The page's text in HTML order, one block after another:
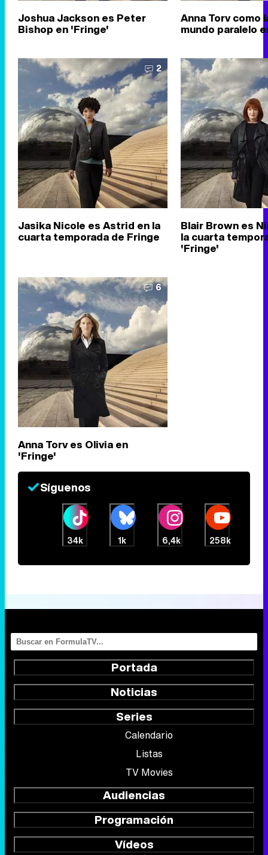
Joshua Jackson es Peter
Bishop en 'Fringe'
Anna Torv como
mundo paralelo
2
Jasika Nicole es Astrid en la
cuarta temporada de Fringe
Blair Brown es
la cuarta
'Fringe'
6
Anna Torv es Olivia en
'Fringe'
Síguenos
34k 1k 6,4k 258k
Portada
Noticias
Series
Calendario
Listas
TV Movies
Audiencias
Programación
Vídeos